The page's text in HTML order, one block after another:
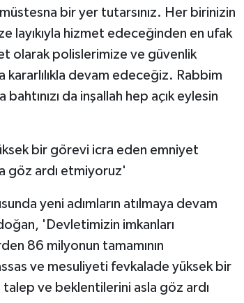
bir yer tutarsınız. Her birinizin
layıkıyla hizmet edeceğinden en ufak
olarak polislerimize ve güvenlik
devam edeceğiz. Rabbim
da inşallah hep açık eylesin
bir görevi icra eden emniyet
göz ardı etmiyoruz'
yeni adımların atılmaya devam
'Devletimizin imkanları
86 milyonun tamamının
ve mesuliyeti fevkalade yüksek bir
ve beklentilerini asla göz ardı